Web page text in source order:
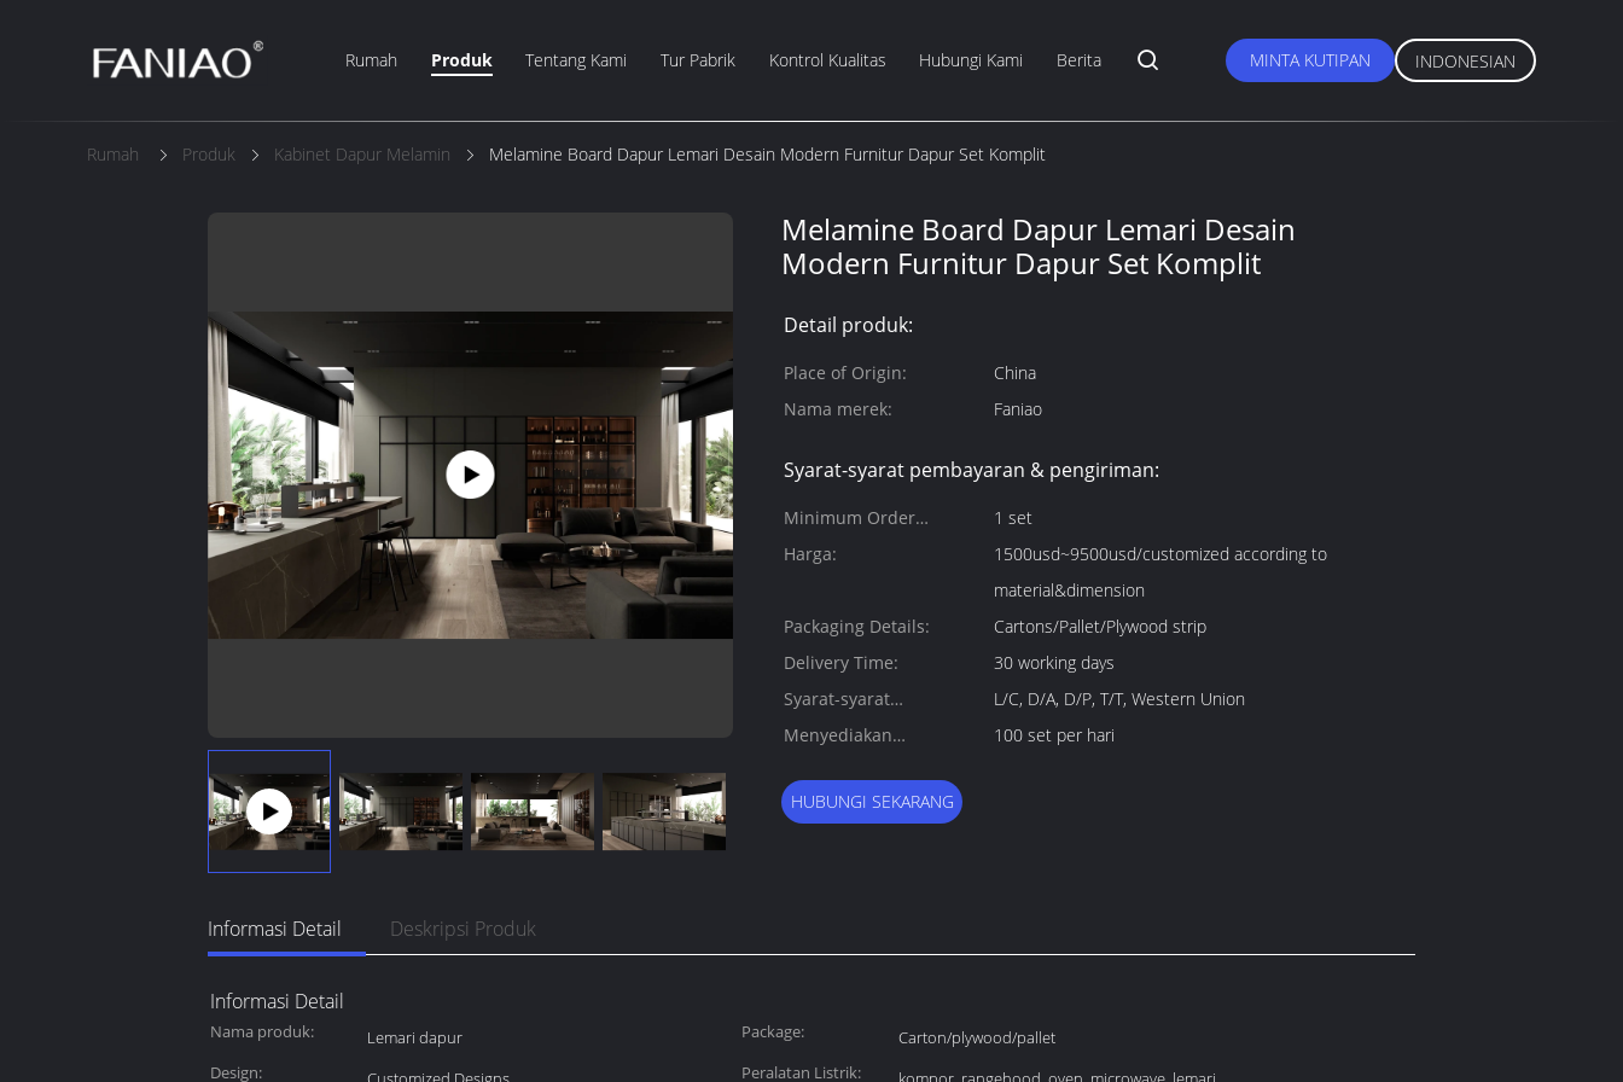
Rumah Produk Tentang Kami Tur Pabrik Kontrol Kualitas Hubungi Kami Berita MINTA KUTIPAN INDONESIAN
Rumah Produk Kabinet Dapur Melamin Melamine Board Dapur Lemari Desain Modern Furnitur Dapur Set Komplit
Melamine Board Dapur Lemari Desain
Modern Furnitur Dapur Set Komplit
Detail produk:
Place of Origin:
China
Nama merek:
Faniao
Syarat-syarat pembayaran & pengiriman:
Minimum Order
Quantity:
1 set
Harga:
1500usd~9500usd/customized according to
material&dimension
Packaging Details:
Cartons/Pallet/Plywood strip
Delivery Time:
30 working days
Syarat-syarat
pembayaran:
L/C, D/A, D/P, T/T, Western Union
Menyediakan
100 set per hari
HUBUNGI SEKARANG
Informasi Detail Deskripsi Produk
Informasi Detail
Nama produk: Lemari dapur Package:
Carton/plywood/pallet
Design:
Peralatan Listrik: